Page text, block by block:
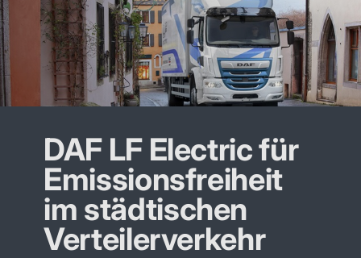
DAF LF Electric für
Emissionsfreiheit
im städtischen
Verteilerverkehr